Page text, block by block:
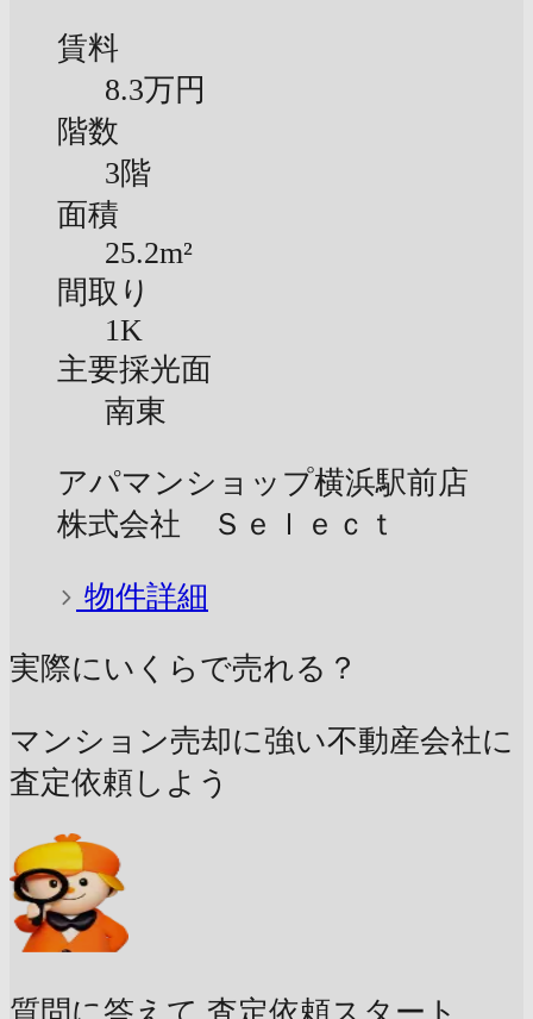
賃料
8.3万円
階数
3階
面積
25.2m²
間取り
1K
主要採光面
南東
アパマンショップ横浜駅前店
株式会社 Ｓｅｌｅｃｔ
物件詳細
実際にいくらで売れる？
マンション売却に強い不動産会社に
査定依頼しよう